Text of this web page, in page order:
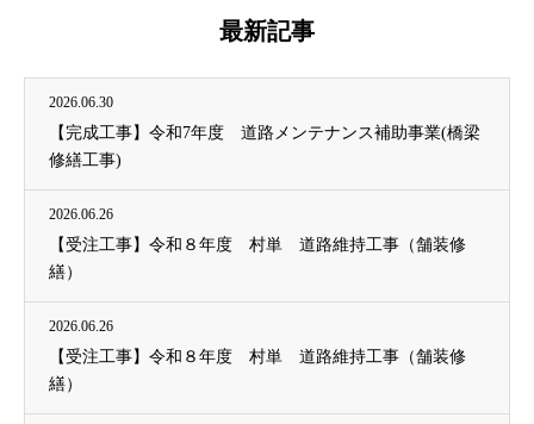
最新記事
2026.06.30
【完成工事】令和7年度 道路メンテナンス補助事業(橋梁
修繕工事)
2026.06.26
【受注工事】令和８年度 村単 道路維持工事（舗装修
繕）
2026.06.26
【受注工事】令和８年度 村単 道路維持工事（舗装修
繕）